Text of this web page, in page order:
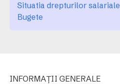
Situatia drepturilor salariale
Bugete
INFORMAȚII GENERALE